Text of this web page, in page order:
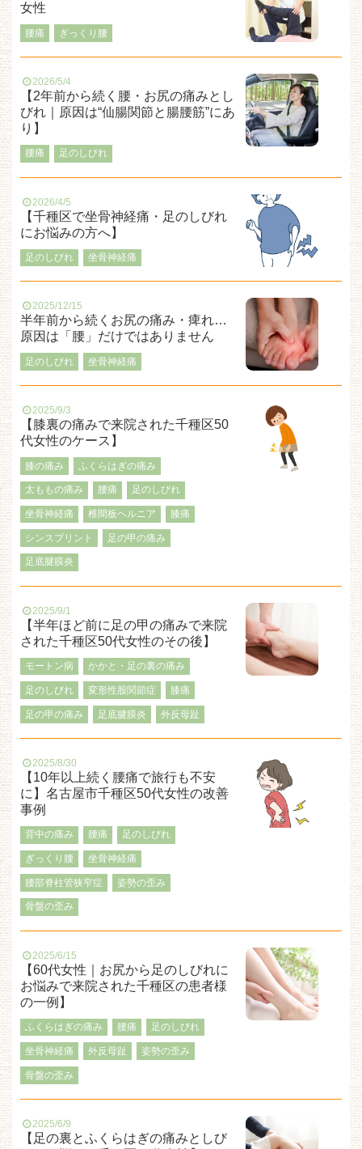
女性
腰痛 ぎっくり腰
2026/5/4
【2年前から続く腰・お尻の痛みとし
びれ｜原因は“仙腸関節と腸腰筋”にあ
り】
腰痛 足のしびれ
2026/4/5
【千種区で坐骨神経痛・足のしびれ
にお悩みの方へ】
足のしびれ 坐骨神経痛
2025/12/15
半年前から続くお尻の痛み・痺れ…
原因は「腰」だけではありません
足のしびれ 坐骨神経痛
2025/9/3
【膝裏の痛みで来院された千種区50
代女性のケース】
膝の痛み ふくらはぎの痛み
太ももの痛み 腰痛 足のしびれ
坐骨神経痛 椎間板ヘルニア 膝痛
シンスプリント 足の甲の痛み
足底腱膜炎
2025/9/1
【半年ほど前に足の甲の痛みで来院
された千種区50代女性のその後】
モートン病 かかと・足の裏の痛み
足のしびれ 変形性股関節症 膝痛
足の甲の痛み 足底腱膜炎 外反母趾
2025/8/30
【10年以上続く腰痛で旅行も不安
に】名古屋市千種区50代女性の改善
事例
背中の痛み 腰痛 足のしびれ
ぎっくり腰 坐骨神経痛
腰部脊柱管狭窄症 姿勢の歪み
骨盤の歪み
2025/6/15
【60代女性｜お尻から足のしびれに
お悩みで来院された千種区の患者様
の一例】
ふくらはぎの痛み 腰痛 足のしびれ
坐骨神経痛 外反母趾 姿勢の歪み
骨盤の歪み
2025/6/9
【足の裏とふくらはぎの痛みとしび